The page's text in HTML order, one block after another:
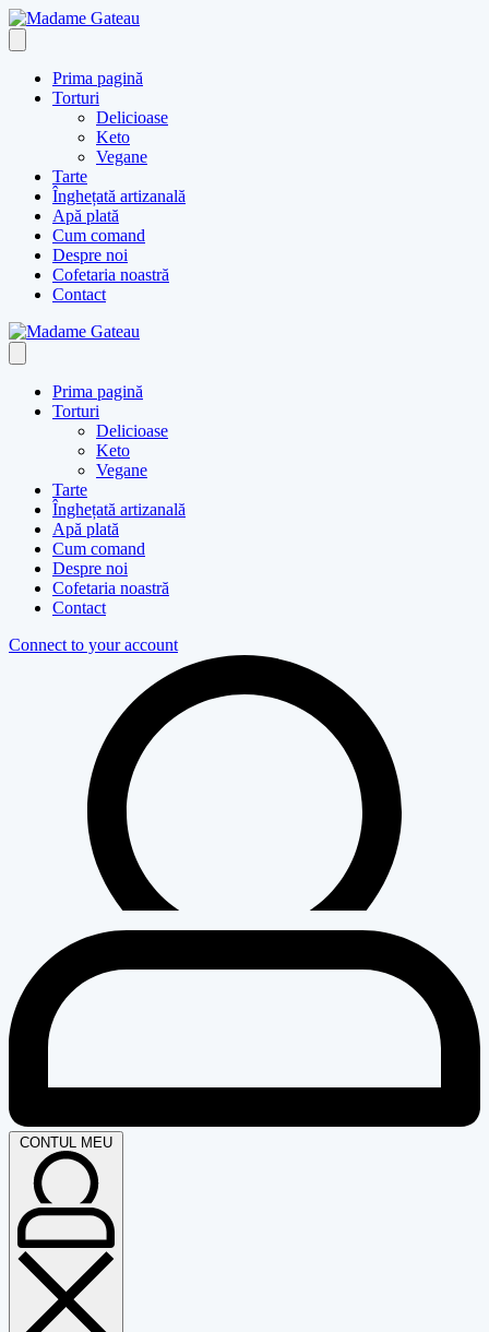
Skip
to
content
Prima pagină
Torturi
Delicioase
Keto
Vegane
Tarte
Înghețată artizanală
Apă plată
Cum comand
Despre noi
Cofetaria noastră
Contact
Prima pagină
Torturi
Delicioase
Keto
Vegane
Tarte
Înghețată artizanală
Apă plată
Cum comand
Despre noi
Cofetaria noastră
Contact
Connect to your account
CONTUL MEU